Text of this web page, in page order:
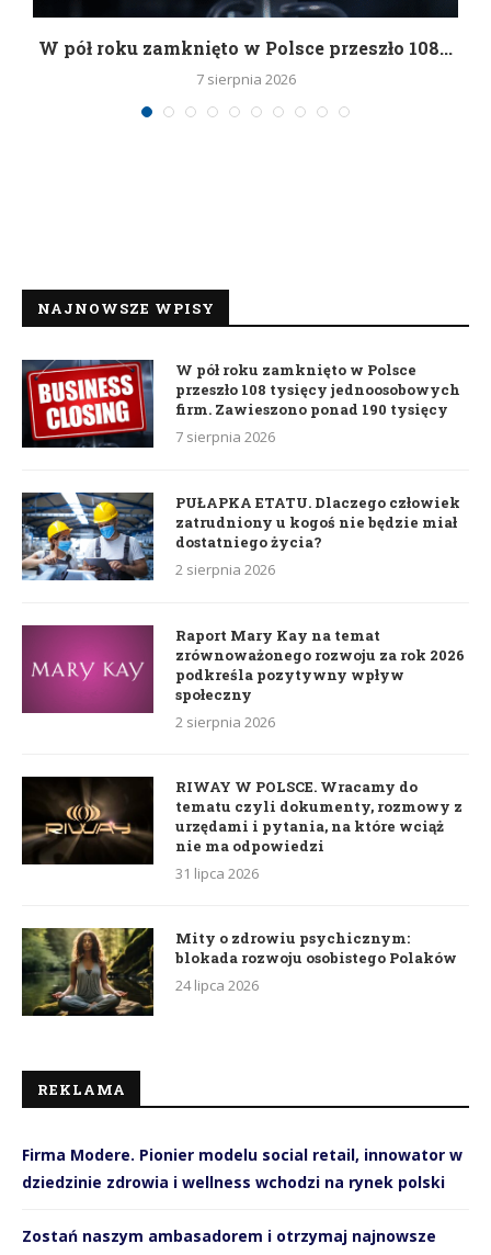
W pół roku zamknięto w Polsce przeszło 108...
7 sierpnia 2026
NAJNOWSZE WPISY
W pół roku zamknięto w Polsce
przeszło 108 tysięcy jednoosobowych
firm. Zawieszono ponad 190 tysięcy
7 sierpnia 2026
PUŁAPKA ETATU. Dlaczego człowiek
zatrudniony u kogoś nie będzie miał
dostatniego życia?
2 sierpnia 2026
Raport Mary Kay na temat
zrównoważonego rozwoju za rok 2026
podkreśla pozytywny wpływ
społeczny
2 sierpnia 2026
RIWAY W POLSCE. Wracamy do
tematu czyli dokumenty, rozmowy z
urzędami i pytania, na które wciąż
nie ma odpowiedzi
31 lipca 2026
Mity o zdrowiu psychicznym:
blokada rozwoju osobistego Polaków
24 lipca 2026
REKLAMA
Firma Modere. Pionier modelu social retail, innowator w
dziedzinie zdrowia i wellness wchodzi na rynek polski
Zostań naszym ambasadorem i otrzymaj najnowsze